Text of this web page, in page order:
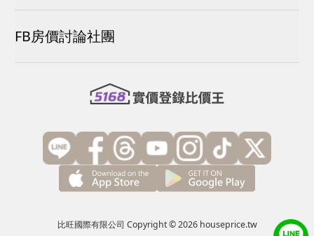
FB房價討論社團
比旺國際有限公司 Copyright © 2026 houseprice.tw